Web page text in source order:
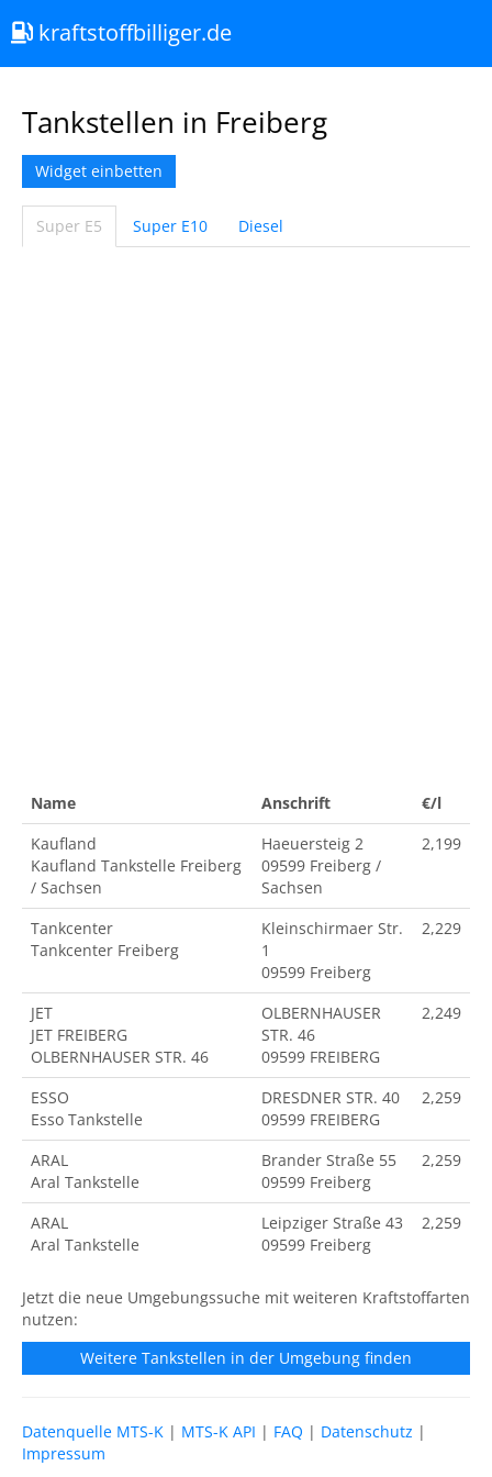
kraftstoffbilliger.de
Tankstellen in Freiberg
Widget einbetten
Super E5 Super E10 Diesel
Name Anschrift
€/l
Kaufland
Kaufland Tankstelle Freiberg
/ Sachsen
Haeuersteig 2
09599 Freiberg /
Sachsen
2,199
Tankcenter
Tankcenter Freiberg
Kleinschirmaer Str.
1
09599 Freiberg
2,229
JET
JET FREIBERG
OLBERNHAUSER STR. 46
OLBERNHAUSER
STR. 46
09599 FREIBERG
2,249
ESSO
Esso Tankstelle
DRESDNER STR. 40
09599 FREIBERG
2,259
ARAL
Aral Tankstelle
Brander Straße 55
09599 Freiberg
2,259
ARAL
Aral Tankstelle
Leipziger Straße 43
09599 Freiberg
2,259
Jetzt die neue Umgebungssuche mit weiteren Kraftstoffarten
nutzen:
Weitere Tankstellen in der Umgebung finden
Datenquelle MTS-K | MTS-K API | FAQ | Datenschutz |
Impressum